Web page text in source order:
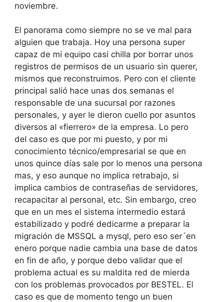
noviembre.
El panorama como siempre no se ve mal para
alguien que trabaja. Hoy una persona super
capaz de mi equipo casi chilla por borrar unos
registros de permisos de un usuario sin querer,
mismos que reconstruimos. Pero con el cliente
principal salió hace unas dos semanas el
responsable de una sucursal por razones
personales, y ayer le dieron cuello por asuntos
diversos al «fierrero» de la empresa. Lo pero
del caso es que por mi puesto, y por mi
conocimiento técnico/empresarial se que en
unos quince días sale por lo menos una persona
mas, y eso aunque no implica retrabajo, si
implica cambios de contraseñas de servidores,
recapacitar al personal, etc. Sin embargo, creo
que en un mes el sistema intermedio estará
estabilizado y podré dedicarme a preparar la
migración de MSSQL a mysql, pero eso ser´en
enero porque nadie cambia una base de datos
en fin de año, y porque debo validar que el
problema actual es su maldita red de mierda
con los problemas provocados por BESTEL. El
caso es que de momento tengo un buen